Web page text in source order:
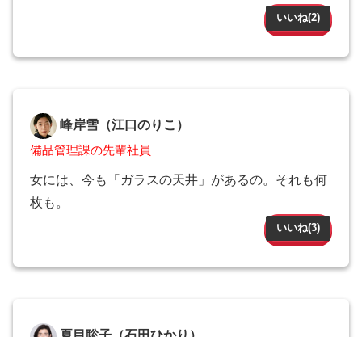
いいね(2)
峰岸雪（江口のりこ）
備品管理課の先輩社員
女には、今も「ガラスの天井」があるの。それも何
枚も。
いいね(3)